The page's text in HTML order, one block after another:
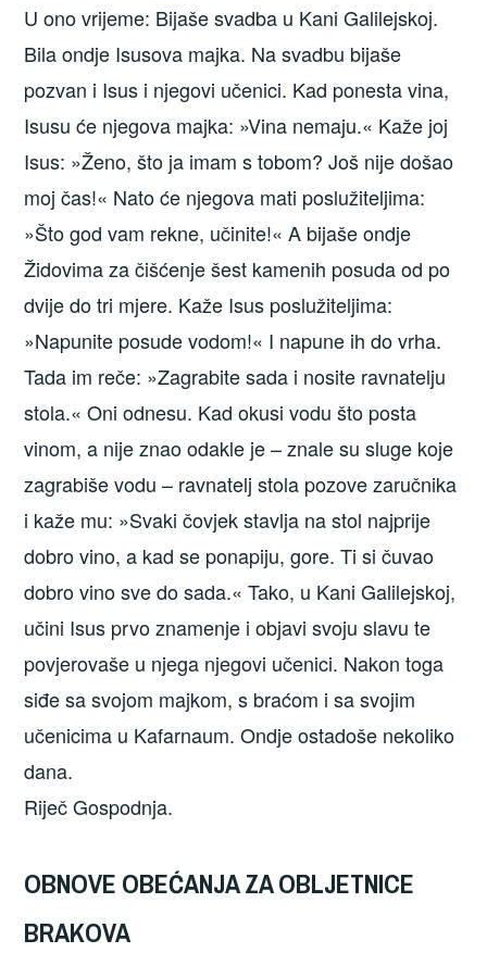
U ono vrijeme: Bijaše svadba u Kani Galilejskoj.
Bila ondje Isusova majka. Na svadbu bijaše
pozvan i Isus i njegovi učenici. Kad ponesta vina,
Isusu će njegova majka: »Vina nemaju.« Kaže joj
Isus: »Ženo, što ja imam s tobom? Još nije došao
moj čas!« Nato će njegova mati poslužiteljima:
»Što god vam rekne, učinite!« A bijaše ondje
Židovima za čišćenje šest kamenih posuda od po
dvije do tri mjere. Kaže Isus poslužiteljima:
»Napunite posude vodom!« I napune ih do vrha.
Tada im reče: »Zagrabite sada i nosite ravnatelju
stola.« Oni odnesu. Kad okusi vodu što posta
vinom, a nije znao odakle je – znale su sluge koje
zagrabiše vodu – ravnatelj stola pozove zaručnika
i kaže mu: »Svaki čovjek stavlja na stol najprije
dobro vino, a kad se ponapiju, gore. Ti si čuvao
dobro vino sve do sada.« Tako, u Kani Galilejskoj,
učini Isus prvo znamenje i objavi svoju slavu te
povjerovaše u njega njegovi učenici. Nakon toga
siđe sa svojom majkom, s braćom i sa svojim
učenicima u Kafarnaum. Ondje ostadoše nekoliko
dana.
Riječ Gospodnja.
OBNOVE OBEĆANJA ZA OBLJETNICE
BRAKOVA